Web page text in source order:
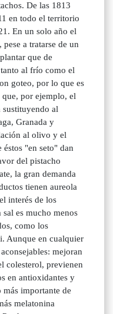
De las 1813
en todo el territorio
En un solo año el
a tratarse de un
que de
tanto al frío como el
goteo, por lo que es
por ejemplo, el
sustituyendo al
Granada y
al olivo y el
"en seto" dan
del pistacho
la gran demanda
tienen aureola
interés de los
sal es mucho menos
como los
Aunque en cualquier
mejoran
colesterol, previenen
en antioxidantes y
importante de
melatonina